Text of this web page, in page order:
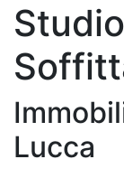
Lucca